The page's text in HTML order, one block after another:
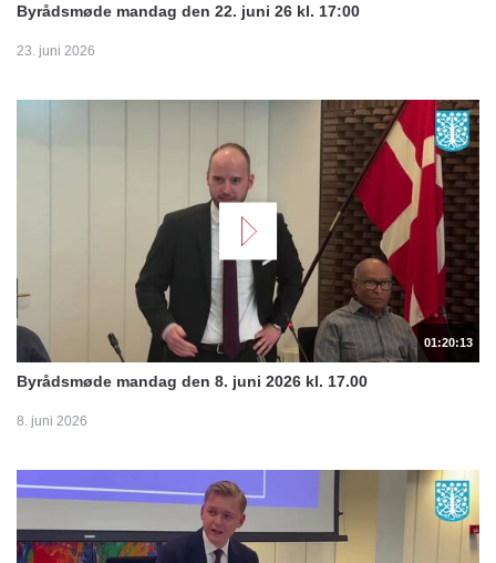
Byrådsmøde mandag den 22. juni 26 kl. 17:00
23. juni 2026
01:20:13
Byrådsmøde mandag den 8. juni 2026 kl. 17.00
8. juni 2026